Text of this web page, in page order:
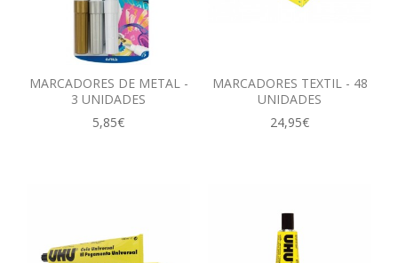
MARCADORES DE METAL -
3 UNIDADES
5,85€
MARCADORES TEXTIL - 48
UNIDADES
24,95€